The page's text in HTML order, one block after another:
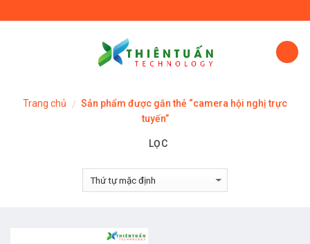
to
Trang chủ / Sản phẩm được gắn thẻ “camera hội nghị trực
tuyến”
LỌC